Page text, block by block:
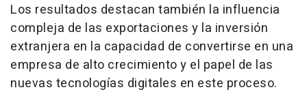
Los resultados destacan también la influencia
compleja de las exportaciones y la inversión
extranjera en la capacidad de convertirse en una
empresa de alto crecimiento y el papel de las
nuevas tecnologías digitales en este proceso.